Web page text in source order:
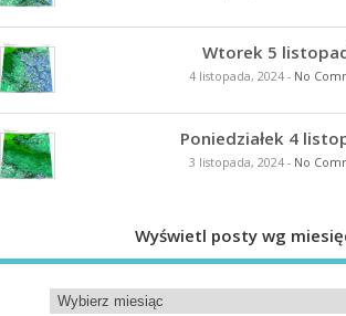
Wtorek 5
4 listopada, 2024- No
Poniedziałek 4
3 listopada, 2024- No
Wyświetl posty wg